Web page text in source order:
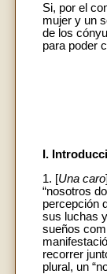
Si, por el
mujer y un
de los
para poder
I.
1. [Una caro
“nosotros
percepción
sus luchas
sueños
recorrer
plural, un